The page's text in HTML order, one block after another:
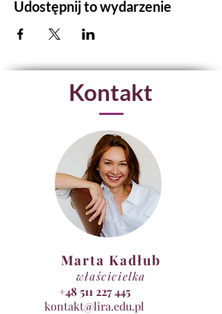
Udostępnij to wydarzenie
Kontakt
Marta Kadłub
właścicielka
+48 511 227 445
kontakt@lira.edu.pl